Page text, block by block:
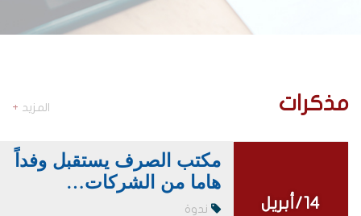
مذكرات المزيد +
14/أبريل
14/أبريل
مكتب الصرف يستقبل وفداً
هاما من الشركات…
ندوة